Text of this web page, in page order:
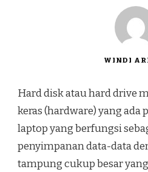
WINDI
Hard disk atau hard drive
keras (hardware) yang ada
laptop yang berfungsi
penyimpanan data-data
tampung cukup besar